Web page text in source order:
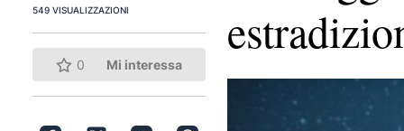
549 VISUALIZZAZIONI
0 Mi interessa